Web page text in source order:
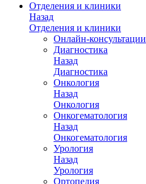
Отделения и клиники
Назад
Отделения и клиники
Онлайн-консультации
Диагностика
Назад
Диагностика
Онкология
Назад
Онкология
Онкогематология
Назад
Онкогематология
Урология
Назад
Урология
Ортопедия